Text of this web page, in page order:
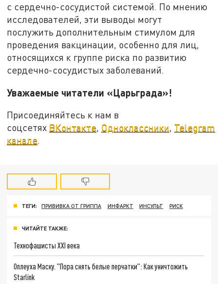
с сердечно-сосудистой системой. По мнению
исследователей, эти выводы могут
послужить дополнительным стимулом для
проведения вакцинации, особенно для лиц,
относящихся к группе риска по развитию
сердечно-сосудистых заболеваний.
Уважаемые читатели «Царьграда»!
Присоединяйтесь к нам в
соцсетях ВКонтакте, Одноклассники, Telegram
канале.
ТЕГИ: ПРИВИВКА ОТ ГРИППА ИНФАРКТ ИНСУЛЬТ РИСК
ЧИТАЙТЕ ТАКЖЕ:
Технофашисты XXI века
Оплеуха Маску. "Пора снять белые перчатки": Как уничтожить
Starlink